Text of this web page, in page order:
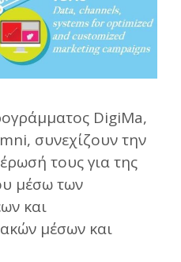
DigiMa,
συνεχίζουν την
τους για της
μέσω των
και
μέσων και